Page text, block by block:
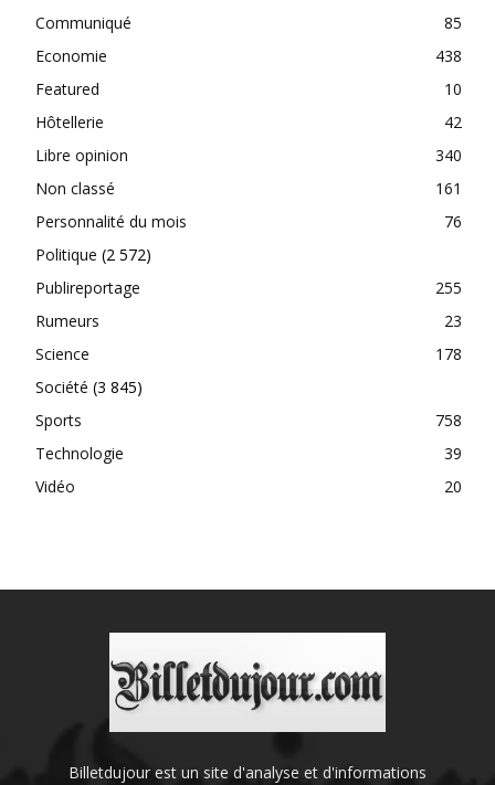
Communiqué
85
Economie
438
Featured
10
Hôtellerie
42
Libre opinion
340
Non classé
161
Personnalité du mois
76
Politique (2 572)
Publireportage
255
Rumeurs
23
Science
178
Société (3 845)
Sports
758
Technologie
39
Vidéo
20
Billetdujour est un site d'analyse et d'informations